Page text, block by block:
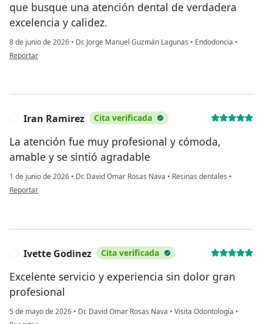
que busque una atención dental de verdadera
excelencia y calidez.
8 de junio de 2026 • Dr. Jorge Manuel Guzmán Lagunas • Endodoncia •
en opinión del usuario Vicky
Reportar
Iran Ramirez Cita verificada
La atención fue muy profesional y cómoda,
amable y se sintió agradable
1 de junio de 2026 • Dr. David Omar Rosas Nava • Resinas dentales •
en opinión del usuario Iran Ramirez
Reportar
Ivette Godinez Cita verificada
Excelente servicio y experiencia sin dolor gran
profesional
5 de mayo de 2026 • Dr. David Omar Rosas Nava • Visita Odontología •
en opinión del usuario Ivette Godinez